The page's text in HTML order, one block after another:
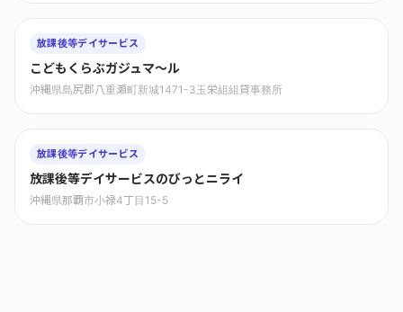
放課後等デイサービス
こどもくらぶガジュマ〜ル
沖縄県島尻郡八重瀬町新城1471-3玉栄組組貸事務所
放課後等デイサービス
放課後等デイサービスのびっとニライ
沖縄県那覇市小禄4丁目15-5